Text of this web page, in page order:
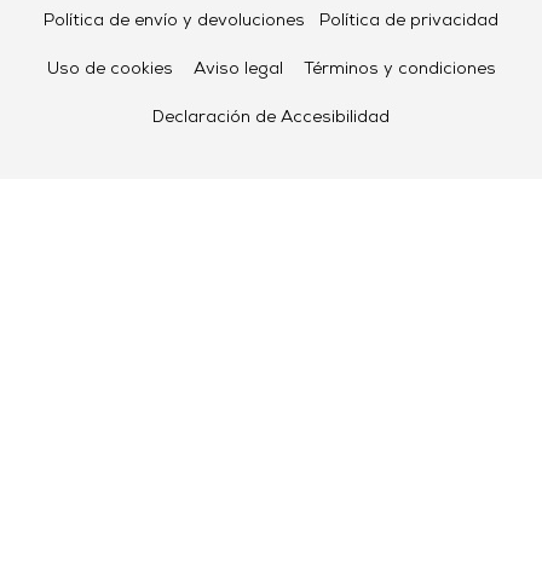
Política de envío y devoluciones Política de privacidad
Uso de cookies Aviso legal Términos y condiciones
Declaración de Accesibilidad